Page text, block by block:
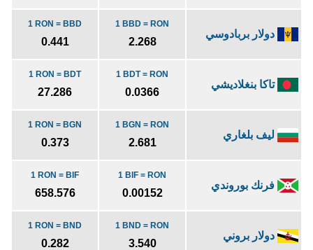
دولار بربادوسي
1 BBD = RON
2.268
1 RON = BBD
0.441
تاكا بنغلاديشي
1 BDT = RON
0.0366
1 RON = BDT
27.286
ليف بلغاري
1 BGN = RON
2.681
1 RON = BGN
0.373
فرنك بوروندي
1 BIF = RON
0.00152
1 RON = BIF
658.576
دولار بروني
1 BND = RON
3.540
1 RON = BND
0.282